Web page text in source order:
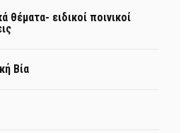
θέματα- ειδικοί ποινικοί
Βία